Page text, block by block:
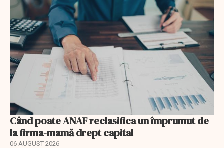
Când poate ANAF reclasifica un împrumut de
la firma-mamă drept capital
06 AUGUST 2026